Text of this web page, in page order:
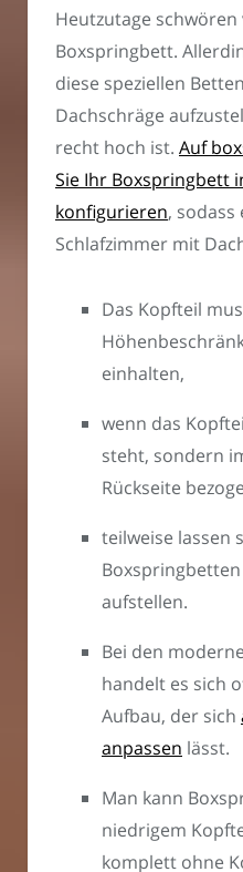
Heutzutage
Boxspringbett.
diese speziellen
Dachschräge
recht hoch ist. Auf
Sie Ihr Boxspringbett
konfigurieren, sodass
Schlafzimmer mit
Das Kopfteil
einhalten,
wenn das
steht, sondern
Rückseite
teilweise lassen
aufstellen.
Bei den
handelt es sich
Aufbau, der sich
anpassen lässt.
Man kann
niedrigem
komplett ohne